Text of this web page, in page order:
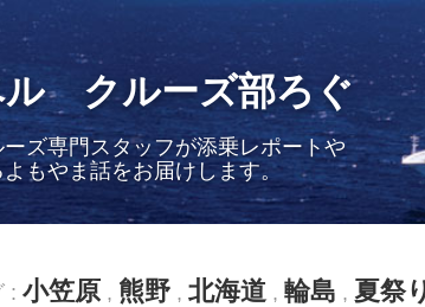
ル クルーズ部ろぐ
ズ専門スタッフが添乗レポートや
もやま話をお届けします。
: 小笠原 , 熊野 , 北海道, 輪島 , 夏祭